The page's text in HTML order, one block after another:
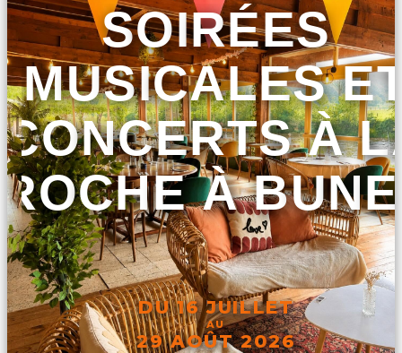
SOIRÉES
MUSICALES
CONCERTS À
ROCHE À
DU 16 JUILLET
AU
29 AOÛT 2026